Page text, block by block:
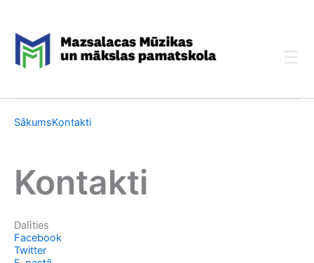
content
SākumsKontakti
Kontakti
Dalīties
Facebook
Twitter